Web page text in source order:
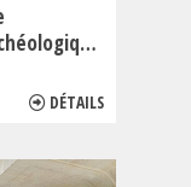
d'Argentomagus
DÉTAILS